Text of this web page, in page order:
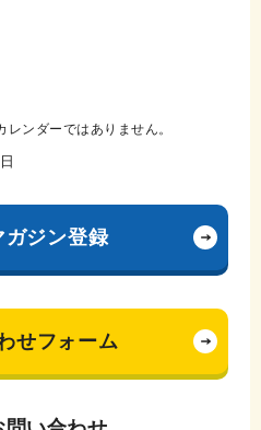
ンダーではありません。
ガジン登録
せフォーム